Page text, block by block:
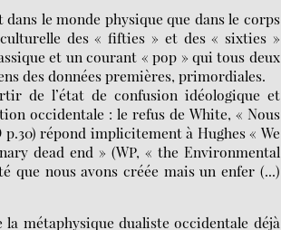
dans le monde physique que dans le corps
des « fifties » et des « sixties »
et un courant « pop » qui tous deux
des données premières, primordiales.
de l’état de confusion idéologique et
occidentale : le refus de White, « Nous
répond implicitement à Hughes « We
dead end » (WP, « the Environmental
que nous avons créée mais un enfer (...)
métaphysique dualiste occidentale déjà